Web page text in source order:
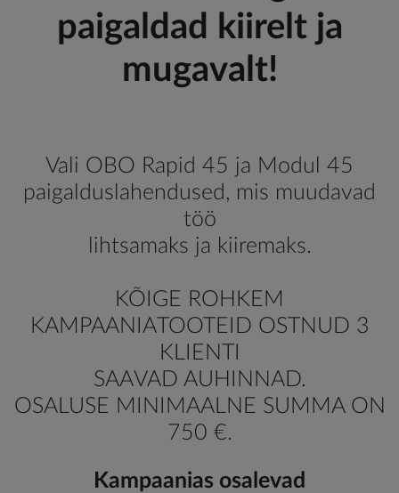
paigaldad kiirelt ja
mugavalt!
Vali OBO Rapid 45 ja Modul 45
paigalduslahendused, mis muudavad
töö
lihtsamaks ja kiiremaks.
KÕIGE ROHKEM
KAMPAANIATOOTEID OSTNUD 3
KLIENTI
SAAVAD AUHINNAD.
OSALUSE MINIMAALNE SUMMA ON
750 €.
Kampaanias osalevad